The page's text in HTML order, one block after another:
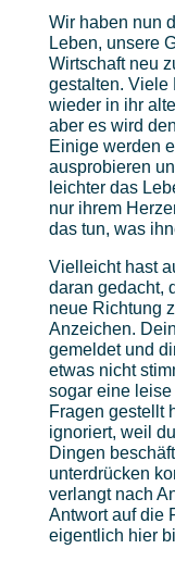
Wir haben nun
Leben, unsere
Wirtschaft neu
gestalten. Viele
wieder in ihr
aber es wird
Einige werden
ausprobieren
leichter das
nur ihrem
das tun, was
Vielleicht hast
daran gedacht,
neue Richtung
Anzeichen.
gemeldet und
etwas nicht
sogar eine
Fragen gestellt
ignoriert, weil
Dingen
unterdrücken
verlangt nach
Antwort auf die
eigentlich hier